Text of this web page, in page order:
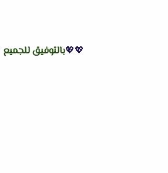
💖💖بالتوفيق للجميع